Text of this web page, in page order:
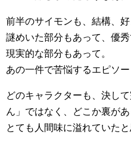
前半のサイモンも、結構、好
謎めいた部分もあって、優
現実的な部分もあって。
あの一件で苦悩するエピソ
どのキャラクターも、決し
ん」ではなく、どこか裏が
とても人間味に溢れていたと